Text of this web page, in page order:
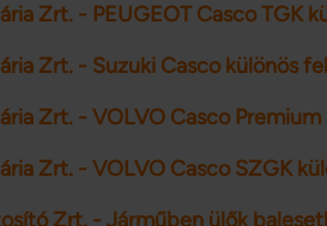
Zrt. - PEUGEOT Casco TGK
Zrt. - Suzuki Casco különös
Zrt. - VOLVO Casco
Zrt. - VOLVO Casco SZGK
Zrt. - Járműben ülők